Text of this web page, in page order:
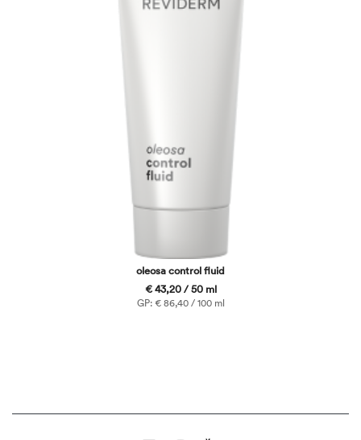
oleosa control fluid
€ 43,20 / 50 ml
GP: € 86,40 / 100 ml